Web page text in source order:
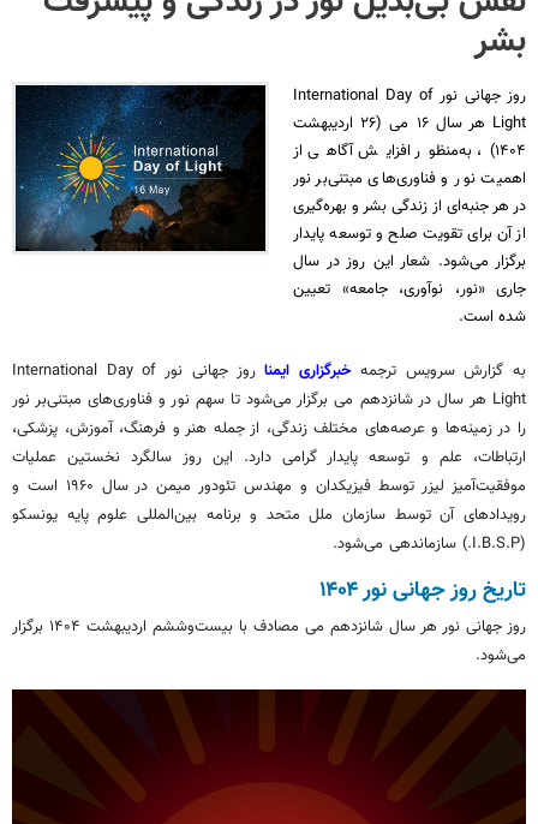
بشر
روز جهانی نور International Day of
Light هر سال ۱۶ می (۲۶ اردیبهشت
۱۴۰۴)، به‌منظور افزایش آگاهی از
اهمیت نور و فناوری‌های مبتنی‌بر نور
در هر جنبه‌ای از زندگی بشر و بهره‌گیری
از آن برای تقویت صلح و توسعه پایدار
برگزار می‌شود. شعار این روز در سال
جاری «نور، نوآوری، جامعه» تعیین
شده است.
به گزارش سرویس ترجمه خبرگزاری ایمنا
روز جهانی نور International Day of
Light هر سال در شانزدهم
میبرگزار می‌شود تا سهم نور و فناوری‌های مبتنی‌بر نور
را در زمینه‌ها و عرصه‌های مختلف زندگی، از جمله هنر و فرهنگ، آموزش، پزشکی،
ارتباطات، علم و توسعه پایدار گرامی دارد. این روز سالگرد نخستین عملیات
موفقیت‌آمیز لیزر توسط فیزیکدان و مهندس تئودورمیمن
در سال ۱۹۶۰ است و
رویدادهای آن توسط سازمان ملل متحد و برنامه بین‌المللی علوم پایه یونسکو
(I.B.S.P.) سازماندهی می‌شود.
تاریخ روز جهانی نور ۱۴۰۴
روز جهانی نور هر سال شانزدهم می مصادف با بیست‌وششم
اردیبهشت ۱۴۰۴ برگزار
می‌شود.